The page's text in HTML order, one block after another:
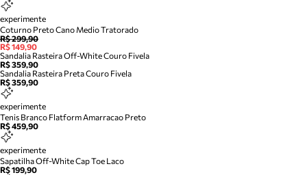
experimente
Coturno Preto Cano Medio Tratorado
R$ 299,90
R$ 149,90
Sandalia Rasteira Off-White Couro Fivela
R$ 359,90
Sandalia Rasteira Preta Couro Fivela
R$ 359,90
experimente
Tenis Branco Flatform Amarracao Preto
R$ 459,90
experimente
Sapatilha Off-White Cap Toe Laco
R$ 199,90